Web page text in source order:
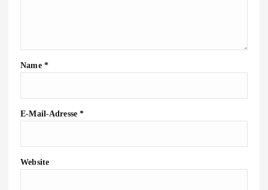
Name *
E-Mail-Adresse*
Website